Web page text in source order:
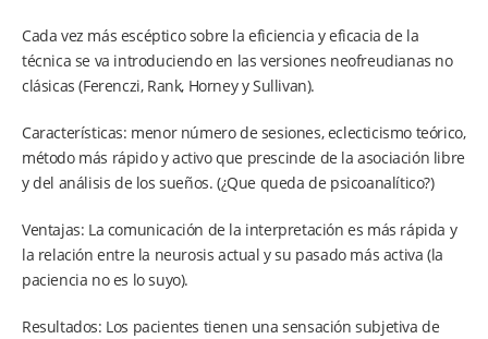
Cada vez más escéptico sobre la eficiencia y eficacia de la
técnica se va introduciendo en las versiones neofreudianas no
clásicas (Ferenczi, Rank, Horney y Sullivan).
Características: menor número de sesiones, eclecticismo teórico,
método más rápido y activo que prescinde de la asociación libre
y del análisis de los sueños. (¿Que queda de psicoanalítico?)
Ventajas: La comunicación de la interpretación es más rápida y
la relación entre la neurosis actual y su pasado más activa (la
paciencia no es lo suyo).
Resultados: Los pacientes tienen una sensación subjetiva de